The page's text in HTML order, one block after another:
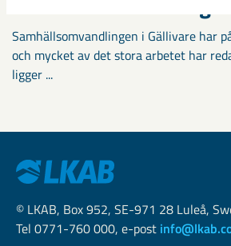
Samhällsomvandlingen i Gällivare har
och mycket av det stora arbetet har
ligger ...
© LKAB, Box 952, SE-971 28 Luleå,
Tel 0771-760 000, e-post